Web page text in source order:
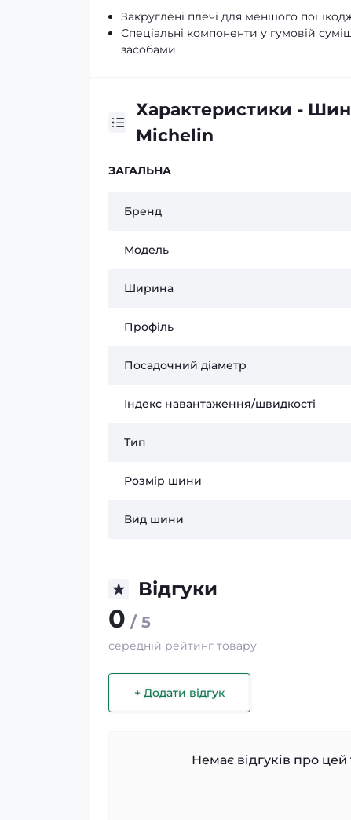
Закруглені плечі для меншого
Спеціальні компоненти у гумовій
засобами
Характеристики -
Michelin
ЗАГАЛЬНА
Бренд
Модель
Ширина
Профіль
Посадочний діаметр
Індекс навантаження/швидкості
Тип
Розмір шини
Вид шини
Відгуки
0 / 5
середній рейтинг товару
+ Додати відгук
Немає відгуків про